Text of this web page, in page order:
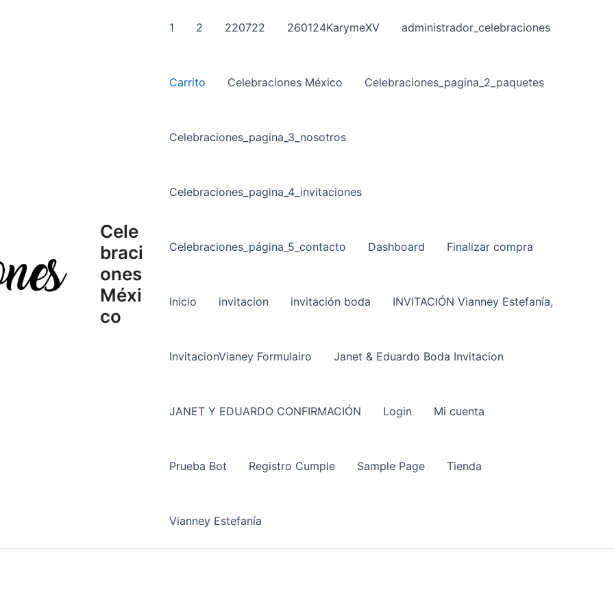
Cele
braci
ones
Méxi
co
1 2 220722 260124KarymeXV administrador_celebraciones
Carrito Celebraciones México Celebraciones_pagina_2_paquetes
Celebraciones_pagina_3_nosotros
Celebraciones_pagina_4_invitaciones
Celebraciones_página_5_contacto Dashboard Finalizar compra
Inicio invitacion invitación boda INVITACIÓN Vianney Estefanía,
InvitacionVianey Formulairo Janet & Eduardo Boda Invitacion
JANET Y EDUARDO CONFIRMACIÓN Login Mi cuenta
Prueba Bot Registro Cumple Sample Page Tienda
Vianney Estefanía